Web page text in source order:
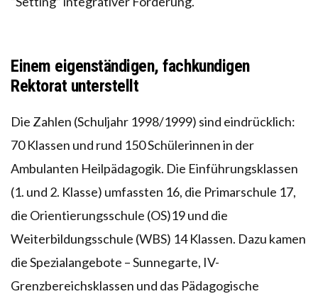
Einem eigenständigen, fachkundigen
Rektorat unterstellt
Die Zahlen (Schuljahr 1998/1999) sind eindrücklich:
70 Klassen und rund 150 Schülerinnen in der
Ambulanten Heilpädagogik. Die Einführungsklassen
(1. und 2. Klasse) umfassten 16, die Primarschule 17,
die Orientierungsschule (OS)19 und die
Weiterbildungsschule (WBS) 14 Klassen. Dazu kamen
die Spezialangebote – Sunnegarte, IV-
Grenzbereichsklassen und das Pädagogische